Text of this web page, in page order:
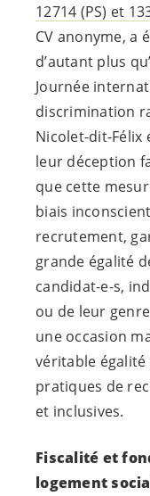
12714 (PS) et
CV anonyme, a
d’autant plus
Journée
discrimination
Nicolet-dit-Félix
leur déception
que cette
biais
recrutement,
grande égalité
candidat-e-s,
ou de leur
une occasion
véritable égalité
pratiques de
et inclusives.
Fiscalité et
logement